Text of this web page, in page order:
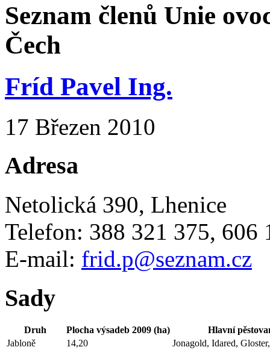
Seznam členů Unie
Čech
Fríd Pavel Ing.
17 Březen 2010
Adresa
Netolická 390, Lhenice
Telefon: 388 321 375, 606
E-mail: frid.p@seznam.cz
Sady
Druh Plocha výsadeb 2009 (ha) Hlavní
Jabloně 14,20
Jonagold, Idared,